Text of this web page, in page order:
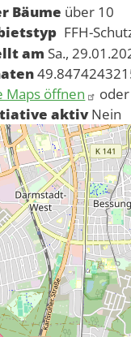
Bäume über 10
FFH-
am Sa.,
Maps öffnen
oder
aktiv Nein